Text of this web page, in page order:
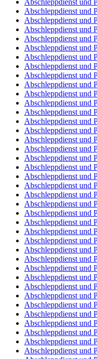
Abschleppdienst und
Abschleppdienst und
Abschleppdienst und
Abschleppdienst und
Abschleppdienst und
Abschleppdienst und
Abschleppdienst und
Abschleppdienst und
Abschleppdienst und
Abschleppdienst und
Abschleppdienst und
Abschleppdienst und
Abschleppdienst und
Abschleppdienst und
Abschleppdienst und
Abschleppdienst und
Abschleppdienst und
Abschleppdienst und
Abschleppdienst und
Abschleppdienst und
Abschleppdienst und
Abschleppdienst und
Abschleppdienst und
Abschleppdienst und
Abschleppdienst und
Abschleppdienst und
Abschleppdienst und
Abschleppdienst und
Abschleppdienst und
Abschleppdienst und
Abschleppdienst und
Abschleppdienst und
Abschleppdienst und
Abschleppdienst und
Abschleppdienst und
Abschleppdienst und
Abschleppdienst und
Abschleppdienst und
Abschleppdienst und